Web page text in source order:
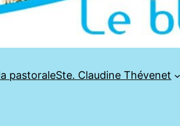
pastoraleSte. Claudine Thévenet